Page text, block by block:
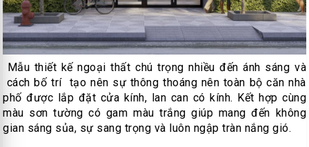
Mẫu thiết kế ngoại thất chú trọng nhiều đến ánh sáng và
cách bố trí tạo nên sự thông thoáng nên toàn bộ căn nhà
phố được lắp đặt cửa kính, lan can có kính. Kết hợp cùng
màu sơn tường có gam màu trắng giúp mang đến không
gian sáng sủa, sự sang trọng và luôn ngập tràn nắng gió.